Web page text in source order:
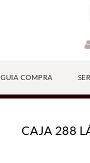
GUIA COMPRA
CAJA 288